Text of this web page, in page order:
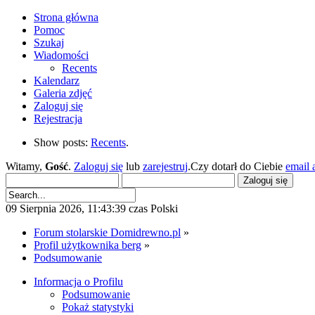
Strona główna
Pomoc
Szukaj
Wiadomości
Recents
Kalendarz
Galeria zdjęć
Zaloguj się
Rejestracja
Show posts: Recents.
Witamy, Gość. Zaloguj się lub zarejestruj.Czy dotarł do Ciebie email
09 Sierpnia 2026, 11:43:39 czas Polski
Forum stolarskie Domidrewno.pl »
Profil użytkownika berg »
Podsumowanie
Informacja o Profilu
Podsumowanie
Pokaż statystyki